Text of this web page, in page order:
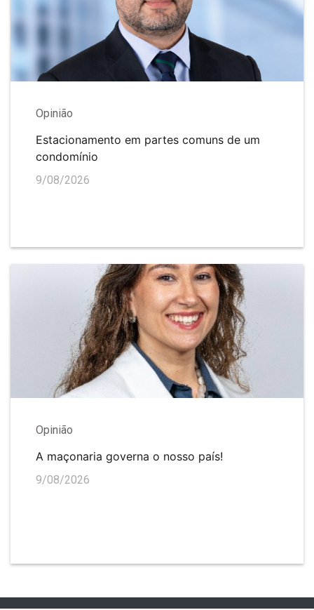
Opinião
Estacionamento em partes comuns de um
condomínio
9/08/2026
Opinião
A maçonaria governa o nosso país!
9/08/2026